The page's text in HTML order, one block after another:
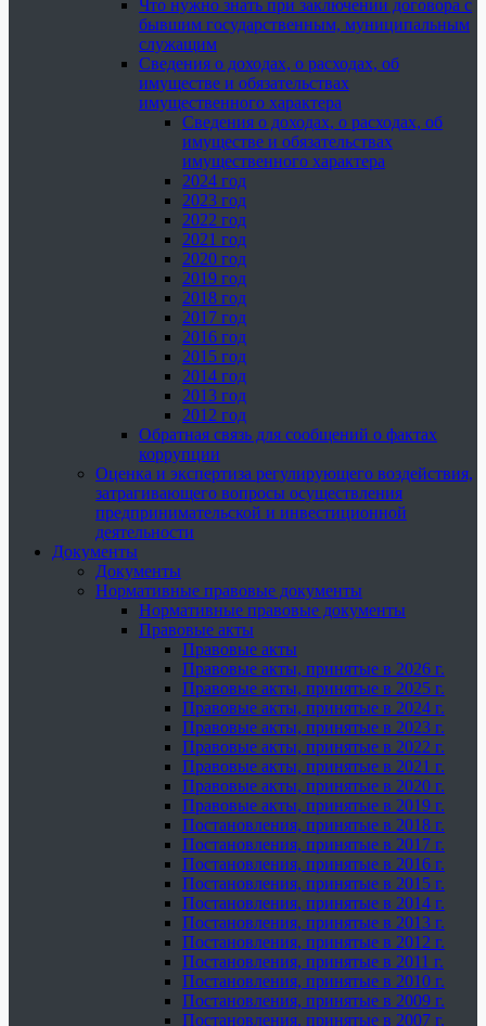
Что нужно знать при заключении договора с
бывшим государственным, муниципальным
служащим
Сведения о доходах, о расходах, об
имуществе и обязательствах
имущественного характера
Сведения о доходах, о расходах, об
имуществе и обязательствах
имущественного характера
2024 год
2023 год
2022 год
2021 год
2020 год
2019 год
2018 год
2017 год
2016 год
2015 год
2014 год
2013 год
2012 год
Обратная связь для сообщений о фактах
коррупции
Оценка и экспертиза регулирующего воздействия,
затрагивающего вопросы осуществления
предпринимательской и инвестиционной
деятельности
Документы
Документы
Нормативные правовые документы
Нормативные правовые документы
Правовые акты
Правовые акты
Правовые акты, принятые в 2026 г.
Правовые акты, принятые в 2025 г.
Правовые акты, принятые в 2024 г.
Правовые акты, принятые в 2023 г.
Правовые акты, принятые в 2022 г.
Правовые акты, принятые в 2021 г.
Правовые акты, принятые в 2020 г.
Правовые акты, принятые в 2019 г.
Постановления, принятые в 2018 г.
Постановления, принятые в 2017 г.
Постановления, принятые в 2016 г.
Постановления, принятые в 2015 г.
Постановления, принятые в 2014 г.
Постановления, принятые в 2013 г.
Постановления, принятые в 2012 г.
Постановления, принятые в 2011 г.
Постановления, принятые в 2010 г.
Постановления, принятые в 2009 г.
Постановления, принятые в 2007 г.